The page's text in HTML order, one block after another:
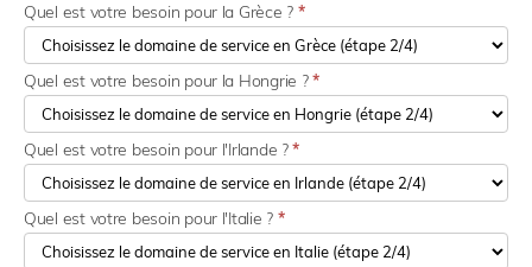
Quel est votre besoin pour la Grèce ? *
Quel est votre besoin pour la Hongrie ?*
Quel est votre besoin pour l'Irlande ?*
Quel est votre besoin pour l'Italie ? *